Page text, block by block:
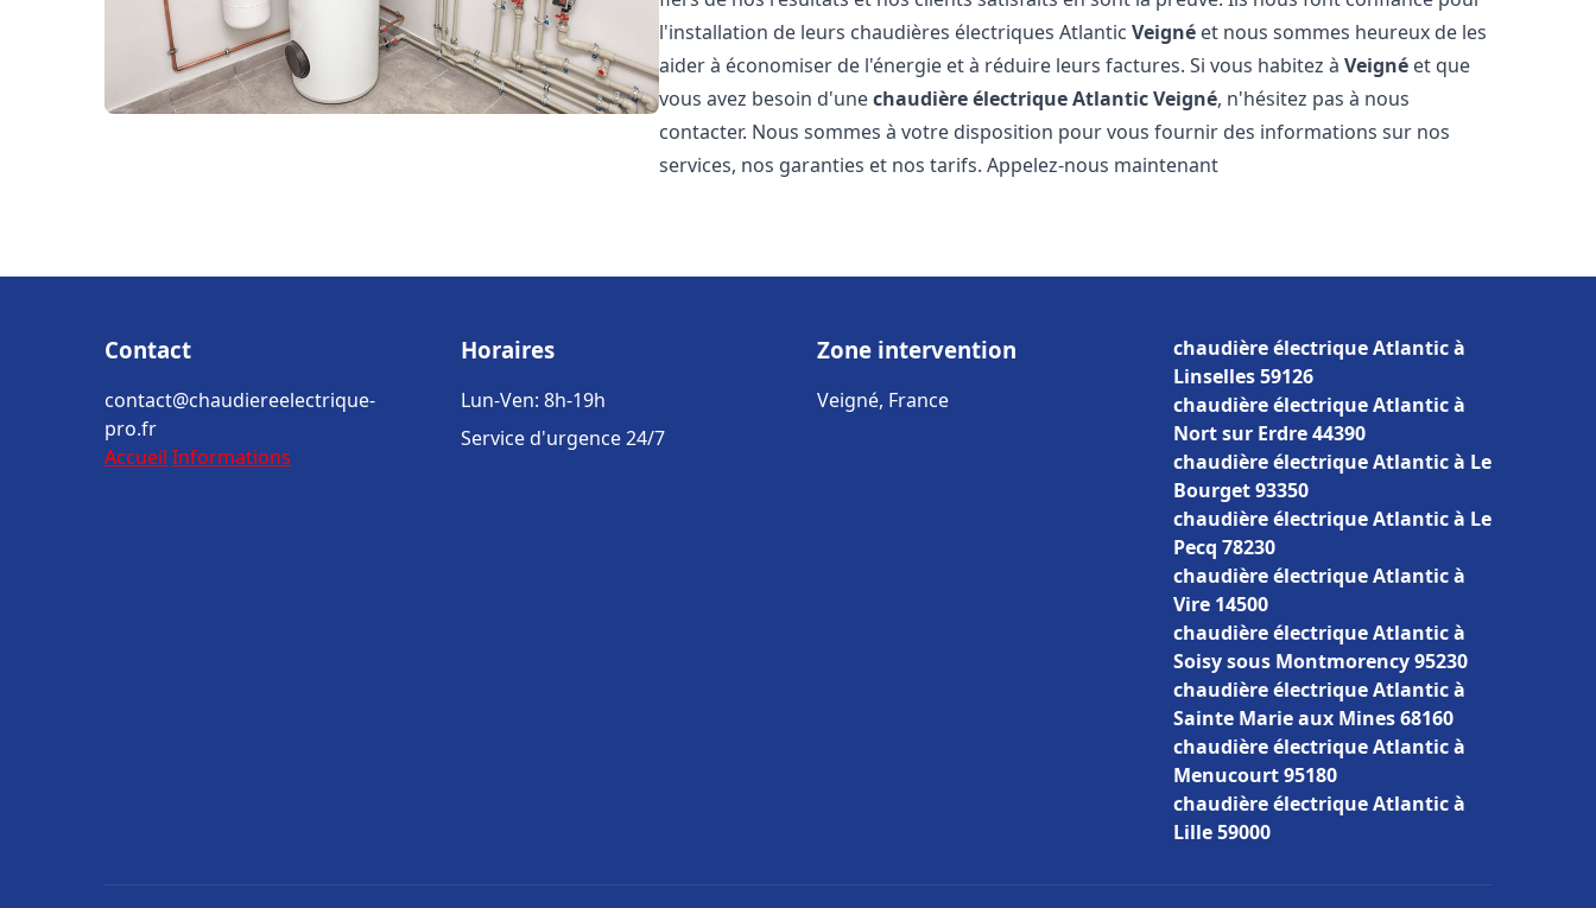
l'installation de leurs chaudières électriques AtlanticVeigné et nous sommes heureux de les
aider à économiser de l'énergie et à réduire leurs factures. Si vous habitez àVeigné et que
vous avez besoin d'unechaudière électrique AtlanticVeigné, n'hésitez pas à nous
contacter. Nous sommes à votre disposition pour vous fournir des informations sur nos
services, nos garanties et nos tarifs. Appelez-nous maintenant
Contact
contact@chaudiereelectrique-
pro.fr
Accueil Informations
Horaires
Lun-Ven: 8h-19h
Service d'urgence 24/7
Zone intervention
Veigné, France
chaudière électrique Atlantic à
Linselles 59126
chaudière électrique Atlantic à
Nort sur Erdre 44390
chaudière électrique Atlantic à Le
Bourget 93350
chaudière électrique Atlantic à Le
Pecq 78230
chaudière électrique Atlantic à
Vire 14500
chaudière électrique Atlantic à
Soisy sous Montmorency 95230
chaudière électrique Atlantic à
Sainte Marie aux Mines 68160
chaudière électrique Atlantic à
Menucourt 95180
chaudière électrique Atlantic à
Lille 59000